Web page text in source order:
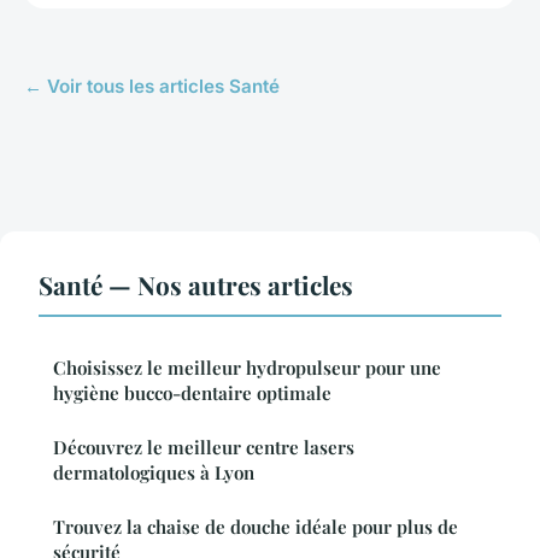
← Voir tous les articles Santé
Santé — Nos autres articles
Choisissez le meilleur hydropulseur pour une
hygiène bucco-dentaire optimale
Découvrez le meilleur centre lasers
dermatologiques à Lyon
Trouvez la chaise de douche idéale pour plus de
sécurité